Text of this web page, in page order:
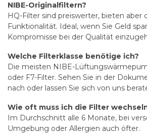
NIBE-Originalfiltern?
HQ-Filter sind preiswerter, bieten aber
Funktionalität. Ideal, wenn Sie Geld
Kompromisse bei der Qualität
Welche Filterklasse benötige ich?
Die meisten NIBE-
oder F7-Filter. Sehen Sie in der
nach oder lassen Sie sich von uns
Wie oft muss ich die Filter
Im Durchschnitt alle 6 Monate, bei
Umgebung oder Allergien auch öfter.